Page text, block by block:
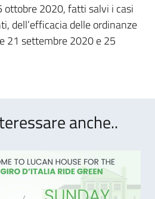
ottobre 2020, fatti salvi i casi
dell’efficacia delle ordinanze
21 settembre 2020 e 25
anche..